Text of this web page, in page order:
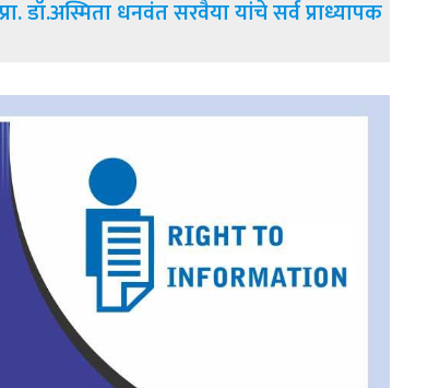
धनवंत सरवैया यांचे सर्व प्राध्यापक